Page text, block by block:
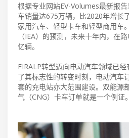
根据专业网站EV-Volumes最新报
车销量达675万辆，比2020年增长
家用汽车、轻型卡车和轻型商用车
（IEA）的预测，未来十年内，在
亿辆。
FIRALP转型迈向电动汽车领域已
了其标志性的转变时刻，电动汽车
套的充电站亦大范围建设。双能源
气（CNG）卡车订单就是一个例证。